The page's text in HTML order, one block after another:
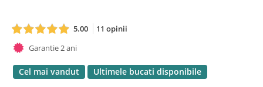
5.00
11 opinii
Garantie 2 ani
Cel mai vandut Ultimele bucati disponibile